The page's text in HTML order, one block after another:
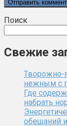
Поиск
Свежие
Творожно-
нежным с
Где
набрать
обещаний